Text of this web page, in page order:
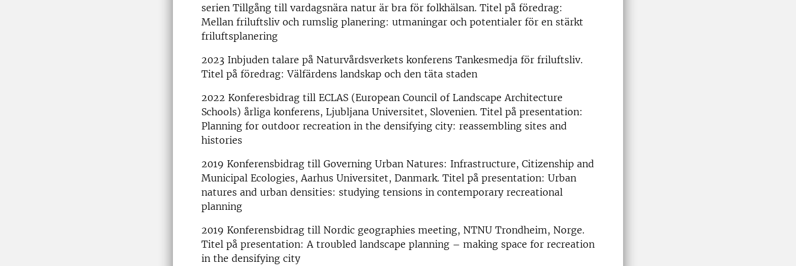
serien Tillgång till vardagsnära natur är bra för folkhälsan. Titel på föredrag:
Mellan friluftsliv och rumslig planering: utmaningar och potentialer för en stärkt
friluftsplanering
2023 Inbjuden talare på Naturvårdsverkets konferens Tankesmedja för friluftsliv.
Titel på föredrag: Välfärdens landskap och den täta staden
2022 Konferesbidrag till ECLAS (European Council of Landscape Architecture
Schools) årliga konferens, Ljubljana Universitet, Slovenien. Titel på presentation:
Planning for outdoor recreation in the densifying city: reassembling sites and
histories
2019 Konferensbidrag till Governing Urban Natures: Infrastructure, Citizenship and
Municipal Ecologies, Aarhus Universitet, Danmark. Titel på presentation: Urban
natures and urban densities: studying tensions in contemporary recreational
planning
2019 Konferensbidrag till Nordic geographies meeting, NTNU Trondheim, Norge.
Titel på presentation: A troubled landscape planning – making space for recreation
in the densifying city